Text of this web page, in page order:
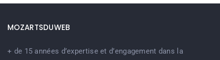
MOZARTSDUWEB
+ de 15 années d’expertise et d’engagement dans la